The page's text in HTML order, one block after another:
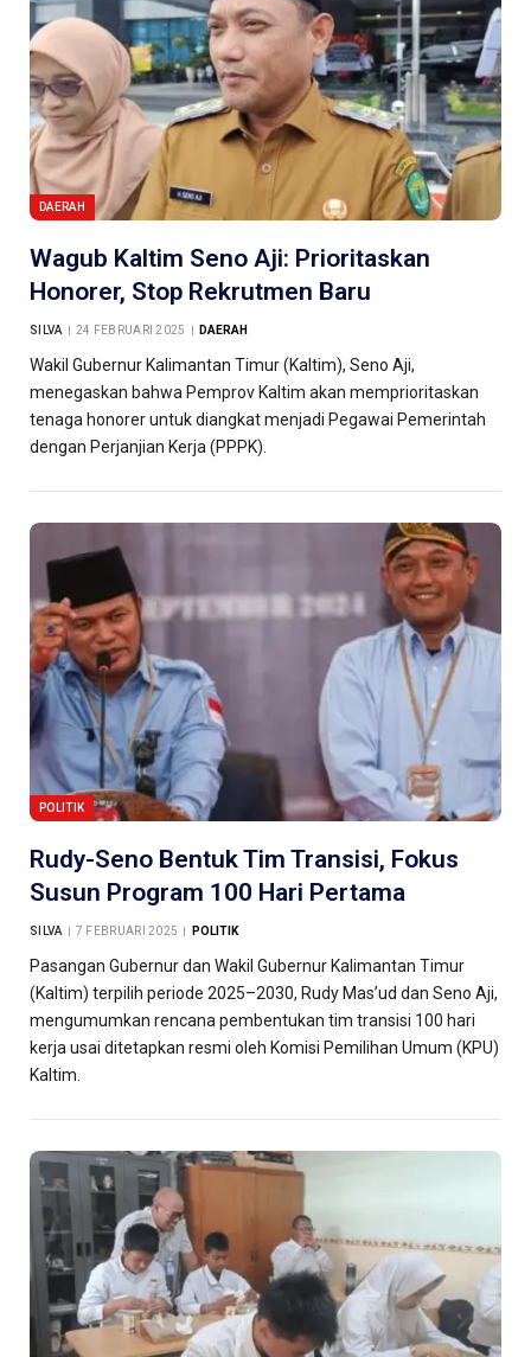
DAERAH
Wagub Kaltim Seno Aji: Prioritaskan
Honorer, Stop Rekrutmen Baru
SILVA 24 FEBRUARI 2025 DAERAH
Wakil Gubernur Kalimantan Timur (Kaltim), Seno Aji,
menegaskan bahwa Pemprov Kaltim akan memprioritaskan
tenaga honorer untuk diangkat menjadi Pegawai Pemerintah
dengan Perjanjian Kerja (PPPK).
POLITIK
Rudy-Seno Bentuk Tim Transisi, Fokus
Susun Program 100 Hari Pertama
SILVA 7 FEBRUARI 2025 POLITIK
Pasangan Gubernur dan Wakil Gubernur Kalimantan Timur
(Kaltim) terpilih periode 2025–2030, Rudy Mas’ud dan Seno Aji,
mengumumkan rencana pembentukan tim transisi 100 hari
kerja usai ditetapkan resmi oleh Komisi Pemilihan Umum (KPU)
Kaltim.